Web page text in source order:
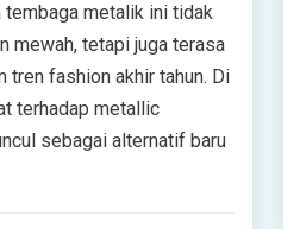
tembaga metalik ini tidak
mewah, tetapi juga terasa
tren fashion akhir tahun. Di
terhadap metallic
sebagai alternatif baru